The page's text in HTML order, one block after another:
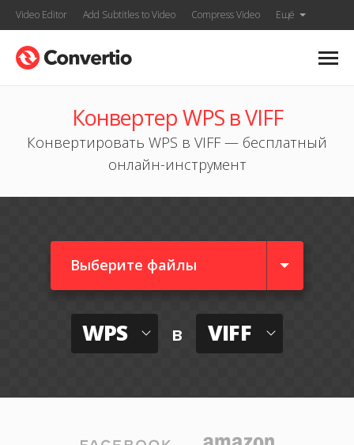
Video Editor Add Subtitles to Video Compress Video Ещё
Конвертер WPS в VIFF
Конвертировать WPS в VIFF — бесплатный
онлайн-инструмент
Выберите файлы
WPS в VIFF